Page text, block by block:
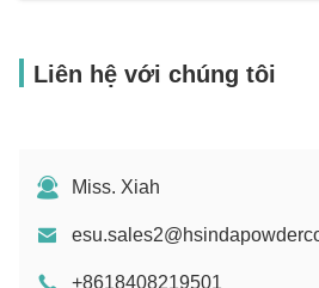
Liên hệ với chúng tôi
Miss. Xiah
+8618408219501